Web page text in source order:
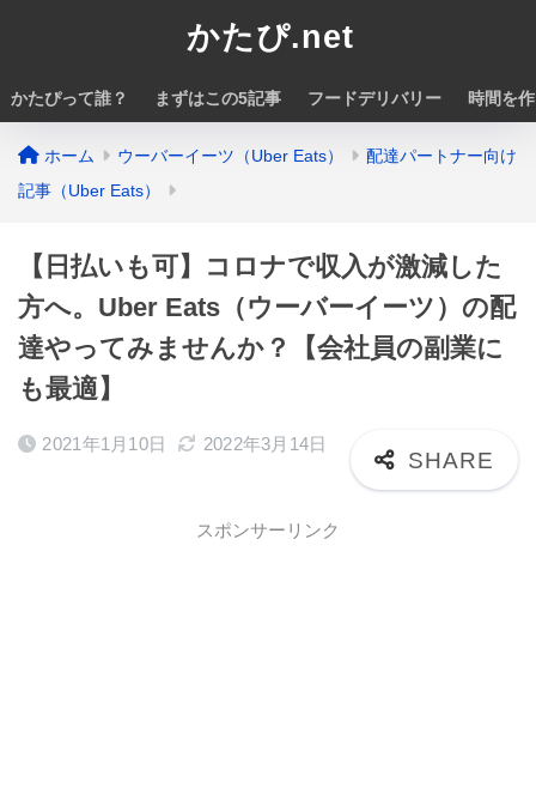
かたぴ.net
かたぴって誰？ まずはこの5記事 フードデリバリー 時間を
ホーム ウーバーイーツ（Uber Eats）
配達パートナー向け
記事（Uber Eats）
【日払いも可】コロナで収入が激減した
方へ。Uber Eats（ウーバーイーツ）の配
達やってみませんか？【会社員の副業に
も最適】
2021年1月10日 2022年3月14日
スポンサーリンク